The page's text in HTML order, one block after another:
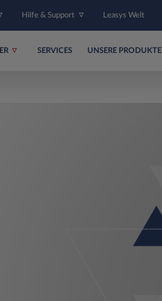
Hilfe & Support Leasys Welt
SERVICES UNSERE PRODUKTE